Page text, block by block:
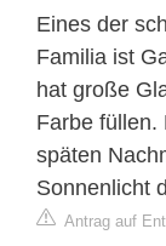
Eines der
Familia ist
hat große
Farbe füllen.
späten
Sonnenlicht
Antrag auf